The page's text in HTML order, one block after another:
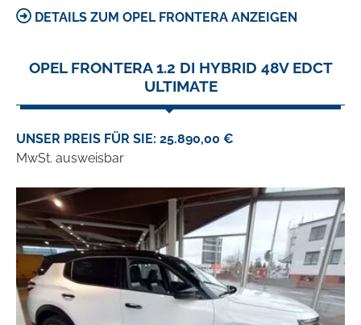
DETAILS ZUM OPEL FRONTERA ANZEIGEN
OPEL FRONTERA 1.2 DI HYBRID 48V EDCT
ULTIMATE
UNSER PREIS FÜR SIE: 25.890,00 €
MwSt. ausweisbar